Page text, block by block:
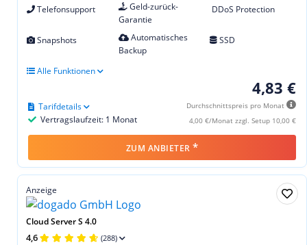
Telefonsupport
Geld-zurück-
Garantie
DDoS Protection
Snapshots
Automatisches
Backup
SSD
Alle Funktionen
4,83 €
Durchschnittspreis pro Monat
4,00 €/Monat zzgl. Setup 10,00 €
Vertragslaufzeit: 1 Monat
Tarifdetails
ZUM ANBIETER *
Anzeige
Cloud Server S 4.0
4,6 (288)